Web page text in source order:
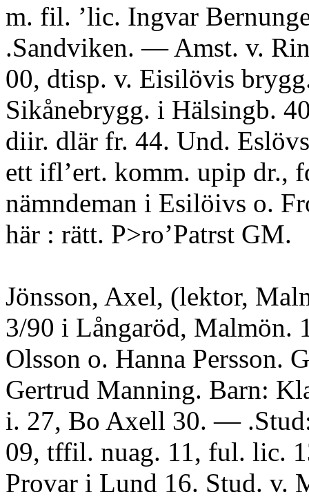
m. fil. ’lic. Ingvar
.Sandviken. — Amst. v.
00, dtisp. v. Eisilövis
Sikånebrygg. i Hälsingb.
diir. dlär fr. 44. Und.
ett ifl’ert. komm. upip dr.,
nämndeman i Esilöivs o.
här : rätt. P>ro’Patrst GM.
Jönsson, Axel, (lektor,
3/90 i Långaröd, Malmön.
Olsson o. Hanna Persson.
Gertrud Manning. Barn:
i. 27, Bo Axell 30. —
09, tffil. nuag. 11, ful. lic.
Provar i Lund 16. Stud. v.